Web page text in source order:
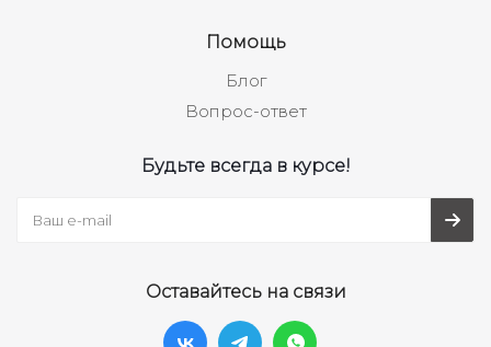
Помощь
Блог
Вопрос-ответ
Будьте всегда в курсе!
Оставайтесь на связи